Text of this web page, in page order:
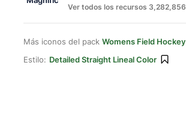
Ver todos los recursos 3,282,856
Más iconos del pack Womens Field Hockey
Estilo: Detailed Straight Lineal Color